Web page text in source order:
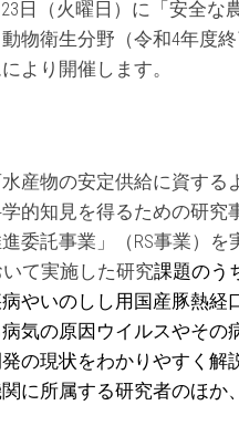
日（火曜日）に「安全
物衛生分野（令和4年度
より開催します。
産物の安定供給に資す
的知見を得るための研
委託事業」（RS事業）を
いて実施した研究課題のう
やいのしし用国産豚熱経
気の原因ウイルスやそ
の現状をわかりやすく
に所属する研究者のほか